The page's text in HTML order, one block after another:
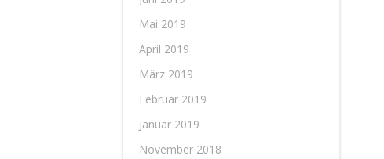
Mai 2019
April 2019
März 2019
Februar 2019
Januar 2019
November 2018